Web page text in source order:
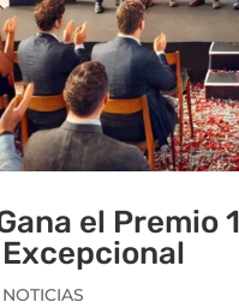
el Premio
NOTICIAS